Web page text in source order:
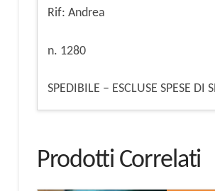
Rif: Andrea
n. 1280
SPEDIBILE – ESCLUSE SPESE DI
Prodotti Correlati